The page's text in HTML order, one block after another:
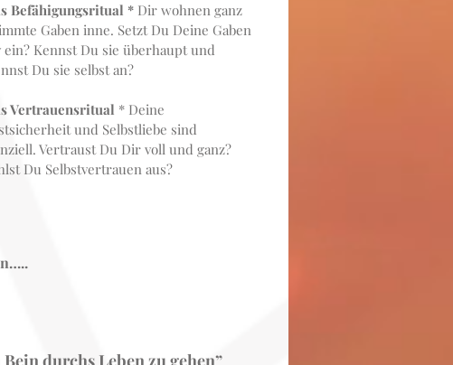
Befähigungsritual * Dir wohnen ganz
Gaben inne. Setzt Du Deine Gaben
ein? Kennst Du sie überhaupt und
Du sie selbst an?
Vertrauensritual * Deine
und Selbstliebe sind
Vertraust Du Dir voll und ganz?
Du Selbstvertrauen aus?
n…..
durchs Lebenzu gehen”